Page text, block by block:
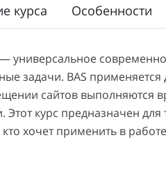
курса Особенности
универсальное
задачи. BAS
сайтов выполняются
Этот курс предназначен
кто хочет применить в